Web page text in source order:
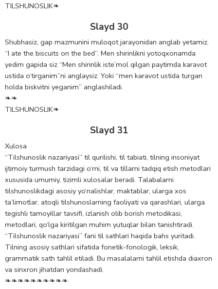
TILSHUNOSLIK❧
Slayd 30
Shubhasiz, gap mazmunini muloqot jarayonidan anglab yetamiz.
“I ate the biscuits on the bed”. Men shirinlikni yotoqxonamda
yedim gapida siz “Men shirinlik iste’mol qilgan paytimda karavot
ustida o‘tirganim”ni anglaysiz. Yoki “men karavot ustida turgan
holda biskvitni yeganim” anglashiladi.
❧❧
TILSHUNOSLIK❧
Slayd 31
Xulosa
“Tilshunoslik nazariyasi” til qurilishi, til tabiati, tilning insoniyat
ijtimoiy turmush tarzidagi o‘rni, til va tillarni tadqiq etish metodlari
xususida umumiy, tizimli xulosalar beradi. Talabalarni
tilshunoslikdagi asosiy yo‘nalishlar, maktablar, ularga xos
ta’limotlar, atoqli tilshunoslarning faoliyati va qarashlari, ularga
tegishli tamoyillar tavsifi, izlanish olib borish metodikasi,
metodlari, qo‘lga kiritilgan muhim yutuqlar bilan tanishtiradi.
“Tilshunoslik nazariyasi” fani til sathlari haqida bahs yuritadi.
Tilning asosiy sathlari sifatida fonetik-fonologik, leksik,
grammatik sath tahlil etiladi. Bu masalalarni tahlil etishda diaxron
va sinxron jihatdan yondashadi.
❧❧❧❧❧❧❧❧❧❧